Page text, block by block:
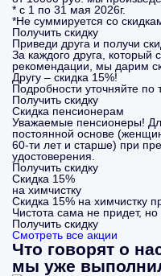
* с 1 по 31 мая 2026г.
*Не суммируется со
Получить скидку
Приведи друга и получи
За каждого друга, который
рекомендации, мы дарим
Другу – скидка 15%!
Подробности уточняйте по
Получить скидку
Скидка пенсионерам
Уважаемые пенсионеры!
постоянной основе
60-ти лет и старше) при
удостоверения.
Получить скидку
Скидка 15%
на химчистку
Скидка 15% на химчистку
Чистота сама не придет,
Получить скидку
Смотреть все акции
Что говорят о
мы уже